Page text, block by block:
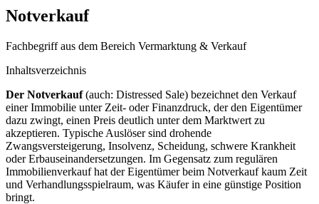
Notverkauf
Fachbegriff aus dem Bereich Vermarktung & Verkauf
Inhaltsverzeichnis
Der Notverkauf(auch: Distressed Sale) bezeichnet den Verkauf
einer Immobilie unter Zeit- oder Finanzdruck, der den Eigentümer
dazu zwingt, einen Preis deutlich unter dem Marktwert zu
akzeptieren. Typische Auslöser sind drohende
Zwangsversteigerung, Insolvenz, Scheidung, schwere Krankheit
oder Erbauseinandersetzungen. Im Gegensatz zum regulären
Immobilienverkauf hat der Eigentümer beim Notverkauf kaum Zeit
und Verhandlungsspielraum, was Käufer in eine günstige Position
bringt.